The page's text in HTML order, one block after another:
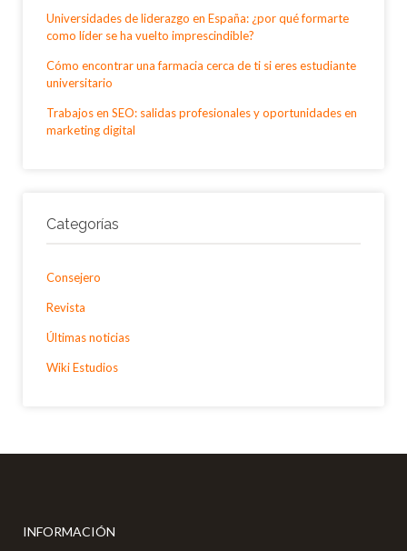
Universidades de liderazgo en España: ¿por qué formarte
como líder se ha vuelto imprescindible?
Cómo encontrar una farmacia cerca de ti si eres estudiante
universitario
Trabajos en SEO: salidas profesionales y oportunidades en
marketing digital
Categorías
Consejero
Revista
Últimas noticias
Wiki Estudios
INFORMACIÓN